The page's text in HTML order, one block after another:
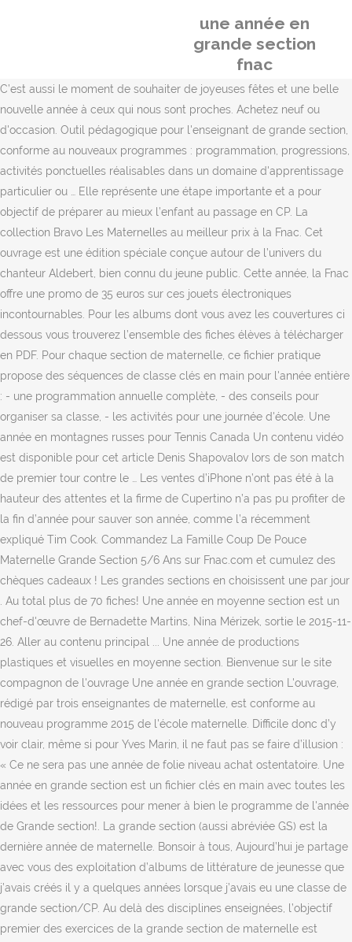
une année en
grande section
fnac
C’est aussi le moment de souhaiter de joyeuses fêtes et une belle
nouvelle année à ceux qui nous sont proches. Achetez neuf ou
d'occasion. Outil pédagogique pour l'enseignant de grande section,
conforme au nouveaux programmes : programmation, progressions,
activités ponctuelles réalisables dans un domaine d'apprentissage
particulier ou … Elle représente une étape importante et a pour
objectif de préparer au mieux l’enfant au passage en CP. La
collection Bravo Les Maternelles au meilleur prix à la Fnac. Cet
ouvrage est une édition spéciale conçue autour de l’univers du
chanteur Aldebert, bien connu du jeune public. Cette année, la Fnac
offre une promo de 35 euros sur ces jouets électroniques
incontournables. Pour les albums dont vous avez les couvertures ci
dessous vous trouverez l’ensemble des fiches élèves à télécharger
en PDF. Pour chaque section de maternelle, ce fichier pratique
propose des séquences de classe clés en main pour l'année entière
: - une programmation annuelle complète, - des conseils pour
organiser sa classe, - les activités pour une journée d'école. Une
année en montagnes russes pour Tennis Canada Un contenu vidéo
est disponible pour cet article Denis Shapovalov lors de son match
de premier tour contre le … Les ventes d’iPhone n’ont pas été à la
hauteur des attentes et la firme de Cupertino n’a pas pu profiter de
la fin d’année pour sauver son année, comme l’a récemment
expliqué Tim Cook. Commandez La Famille Coup De Pouce
Maternelle Grande Section 5/6 Ans sur Fnac.com et cumulez des
chèques cadeaux ! Les grandes sections en choisissent une par jour
. Au total plus de 70 fiches! Une année en moyenne section est un
chef-d'œuvre de Bernadette Martins, Nina Mérizek, sortie le 2015-11-
26. Aller au contenu principal ... Une année de productions
plastiques et visuelles en moyenne section. Bienvenue sur le site
compagnon de l'ouvrage Une année en grande section L'ouvrage,
rédigé par trois enseignantes de maternelle, est conforme au
nouveau programme 2015 de l'école maternelle. Difficile donc d’y
voir clair, même si pour Yves Marin, il ne faut pas se faire d’illusion :
« Ce ne sera pas une année de folie niveau achat ostentatoire. Une
année en grande section est un fichier clés en main avec toutes les
idées et les ressources pour mener à bien le programme de l'année
de Grande section!. La grande section (aussi abréviée GS) est la
dernière année de maternelle. Bonsoir à tous, Aujourd’hui je partage
avec vous des exploitation d’albums de littérature de jeunesse que
j’avais créés il y a quelques années lorsque j’avais eu une classe de
grande section/CP. Au delà des disciplines enseignées, l’objectif
premier des exercices de la grande section de maternelle est